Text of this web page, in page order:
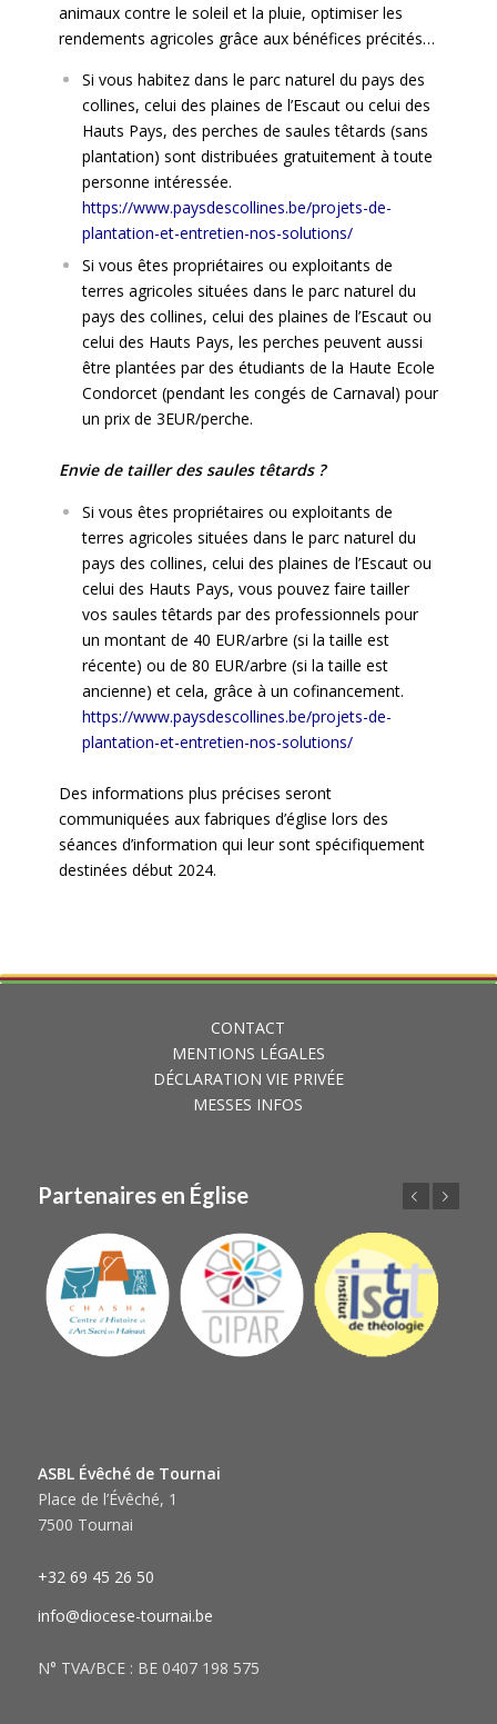
animaux contre le soleil et la pluie, optimiser les
rendements agricoles grâce aux bénéfices précités…
Si vous habitez dans le parc naturel du pays des
collines, celui des plaines de l’Escaut ou celui des
Hauts Pays, des perches de saules têtards (sans
plantation) sont distribuées gratuitement à toute
personne intéressée.
https://www.paysdescollines.be/projets-de-
plantation-et-entretien-nos-solutions/
Si vous êtes propriétaires ou exploitants de
terres agricoles situées dans le parc naturel du
pays des collines, celui des plaines de l’Escaut ou
celui des Hauts Pays, les perches peuvent aussi
être plantées par des étudiants de la Haute Ecole
Condorcet (pendant les congés de Carnaval) pour
un prix de 3EUR/perche.
Envie de tailler des saules têtards ?
Si vous êtes propriétaires ou exploitants de
terres agricoles situées dans le parc naturel du
pays des collines, celui des plaines de l’Escaut ou
celui des Hauts Pays, vous pouvez faire tailler
vos saules têtards par des professionnels pour
un montant de 40 EUR/arbre (si la taille est
récente) ou de 80 EUR/arbre (si la taille est
ancienne) et cela, grâce à un cofinancement.
https://www.paysdescollines.be/projets-de-
plantation-et-entretien-nos-solutions/
Des informations plus précises seront
communiquées aux fabriques d’église lors des
séances d’information qui leur sont spécifiquement
destinées début 2024.
CONTACT
MENTIONS LÉGALES
DÉCLARATION VIE PRIVÉE
MESSES INFOS
Partenaires en Église
ASBL Évêché de Tournai
Place de l’Évêché, 1
7500 Tournai
+32 69 45 26 50
info@diocese-tournai.be
N° TVA/BCE : BE 0407 198 575